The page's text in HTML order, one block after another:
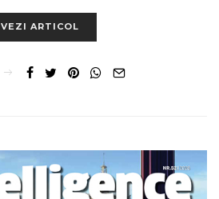
VEZI ARTICOL